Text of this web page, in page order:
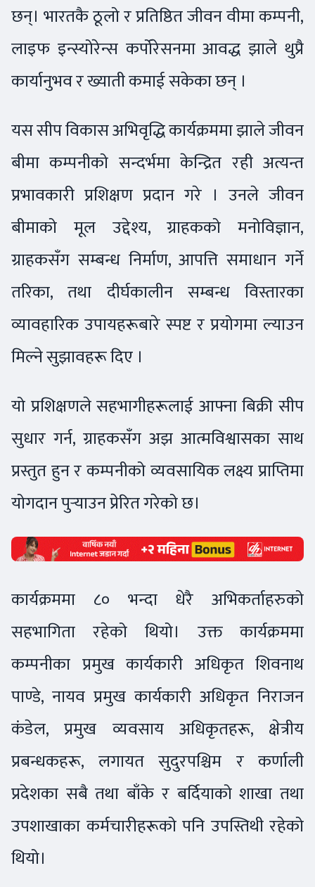
छन्। भारतकै ठूलो र प्रतिष्ठित जीवन वीमा कम्पनी,
लाइफ इन्स्योरेन्स कर्पोरेसनमा आवद्ध झाले थुप्रै
कार्यानुभव र ख्याती कमाई सकेका छन् ।
यस सीप विकास अभिवृद्धि कार्यक्रममा झाले जीवन
बीमा कम्पनीको सन्दर्भमा केन्द्रित रही अत्यन्त
प्रभावकारी प्रशिक्षण प्रदान गरे । उनले जीवन
बीमाको मूल उद्देश्य, ग्राहकको मनोविज्ञान,
ग्राहकसँग सम्बन्ध निर्माण, आपत्ति समाधान गर्ने
तरिका, तथा दीर्घकालीन सम्बन्ध विस्तारका
व्यावहारिक उपायहरूबारे स्पष्ट र प्रयोगमा ल्याउन
मिल्ने सुझावहरू दिए ।
यो प्रशिक्षणले सहभागीहरूलाई आफ्ना बिक्री सीप
सुधार गर्न, ग्राहकसँग अझ आत्मविश्वासका साथ
प्रस्तुत हुन र कम्पनीको व्यवसायिक लक्ष्य प्राप्तिमा
योगदान पुर्‍याउन प्रेरित गरेको छ।
कार्यक्रममा ८० भन्दा धेरै अभिकर्ताहरुको
सहभागिता रहेको थियो। उक्त कार्यक्रममा
कम्पनीका प्रमुख कार्यकारी अधिकृत शिवनाथ
पाण्डे, नायव प्रमुख कार्यकारी अधिकृत निराजन
कंडेल, प्रमुख व्यवसाय अधिकृतहरू, क्षेत्रीय
प्रबन्धकहरू, लगायत सुदुरपश्चिम र कर्णाली
प्रदेशका सबै तथा बाँके र बर्दियाको शाखा तथा
उपशाखाका कर्मचारीहरूको पनि उपस्तिथी रहेको
थियो।